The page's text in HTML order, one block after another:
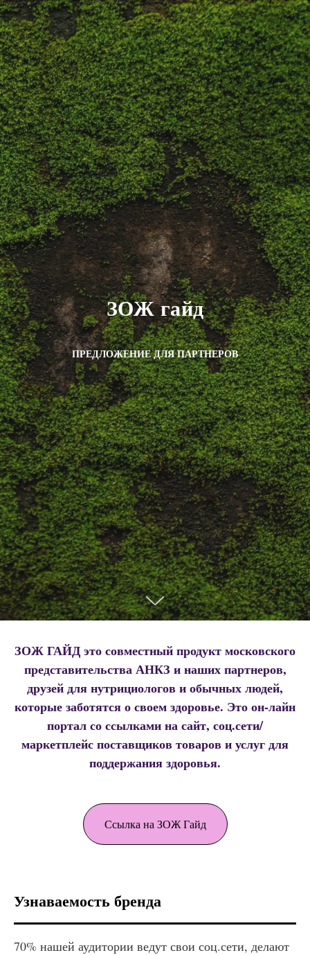
ЗОЖ гайд
ПРЕДЛОЖЕНИЕ ДЛЯ ПАРТНЕРОВ
ЗОЖ ГАЙД это совместный продукт московского
представительства АНКЗ и наших партнеров,
друзей для нутрициологов и обычных людей,
которые заботятся о своем здоровье. Это он-лайн
портал со ссылками на сайт, соц.сети/
маркетплейс поставщиков товаров и услуг для
поддержания здоровья.
Ссылка на ЗОЖ Гайд
Узнаваемость бренда
70% нашей аудитории ведут свои соц.сети, делают